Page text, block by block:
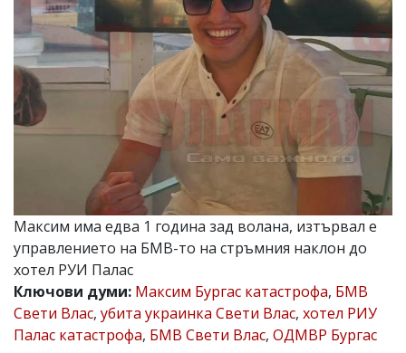
Управители:
Веселин
Василев,
email:
v.vasilev@flagman.bg
Катя
Касабова,
еmail:k.kassabova@flagman.bg
email:
office@flagman.bg
Коментарите
под
статиите
се
въвеждат
Максим има едва 1 година зад волана, изтървал е
управлението на БМВ-то на стръмния наклон до
хотел РУИ Палас
Ключови думи: Максим Бургас катастрофа, БМВ
Свети Влас, убита украинка Свети Влас, хотел РИУ
Палас катастрофа, БМВ Свети Влас, ОДМВР Бургас